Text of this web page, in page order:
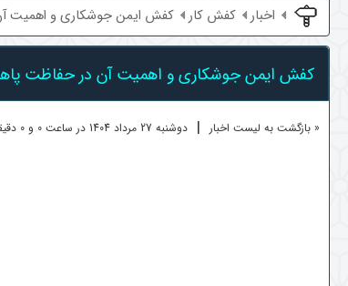
اخبار کفش کار کفش ایمن جوشکاری و اهمیت
کفش ایمن جوشکاری و اهمیت آن در حفاظت
« بازگشت به لیست اخبار | دوشنبه 27 مرداد 1404 در ساعت 0 و 0 دقیقه